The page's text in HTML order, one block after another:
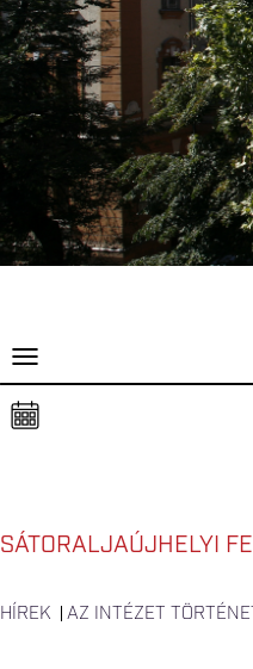
P
e
l
s
a
SÁTORALJAÚJHELYI
HÍREK AZ INTÉZET